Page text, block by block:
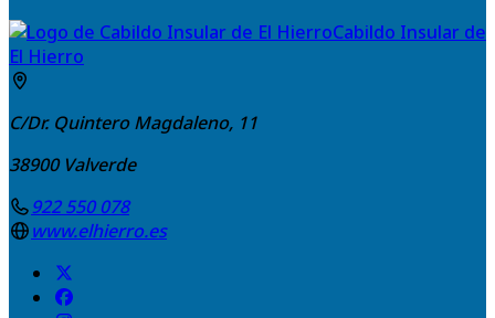
Cabildo Insular de
El Hierro
C/Dr. Quintero Magdaleno, 11
38900 Valverde
922 550 078
www.elhierro.es